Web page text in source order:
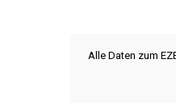
Alle Daten zum